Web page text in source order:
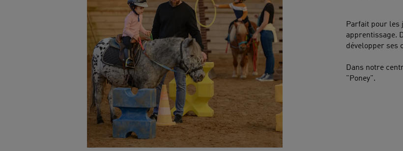
Parfait pour les
apprentissage.
développer ses
Dans notre
"Poney".